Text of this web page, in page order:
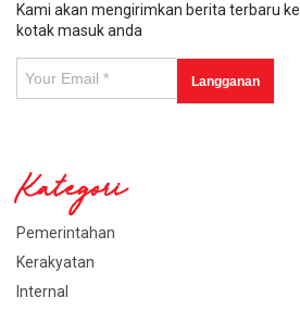
Kami akan mengirimkan berita terbaru ke
kotak masuk anda
Kategori
Pemerintahan
Kerakyatan
Internal